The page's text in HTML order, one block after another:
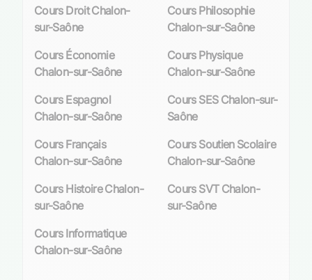
mandarin, afin d’enrichir le profil international
des élèves.
Demande locale et besoins spécifiques en
apprentissage des langues
La demande pour un apprentissage approfondi
des langues à Chalon-sur-Saône est palpable
tant chez les particuliers que chez les
professionnels. Les résidents reconnaissent la
peut apporter dans un contexte professionnel
mondialisé ou lors d’études supérieures
Face à cette demande croissante, notre
Cours Droit Chalon-
sur-Saône
Cours Économie
Chalon-sur-Saône
Cours Espagnol
Chalon-sur-Saône
Cours Français
Chalon-sur-Saône
Cours Histoire Chalon-
sur-Saône
Cours Informatique
Chalon-sur-Saône
Cours Philosophie
Chalon-sur-Saône
Cours Physique
Chalon-sur-Saône
Cours SES Chalon-sur-
Saône
Cours Soutien Scolaire
Chalon-sur-Saône
Cours SVT Chalon-
sur-Saône